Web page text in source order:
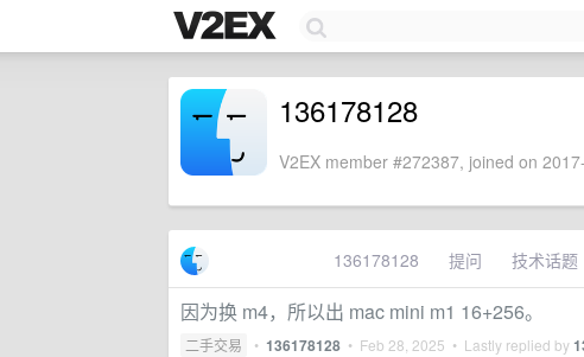
136178128
V2EX member #272387, joined on
136178128 提问 技术话题
因为换 m4，所以出 mac mini m1 16+256。
二手交易 • 136178128 • Feb 28, 2025 • Lastly replied by